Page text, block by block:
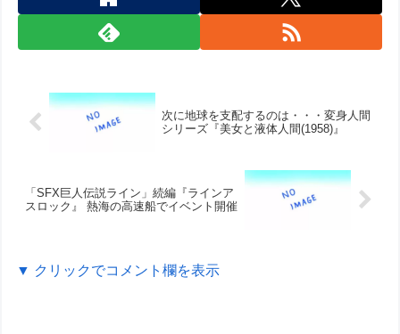
次に地球を支配するのは・・・変身人間
シリーズ『美女と液体人間(1958)』
「SFX巨人伝説ライン」続編『ラインア
スロック』 熱海の高速船でイベント開催
▼ クリックでコメント欄を表示